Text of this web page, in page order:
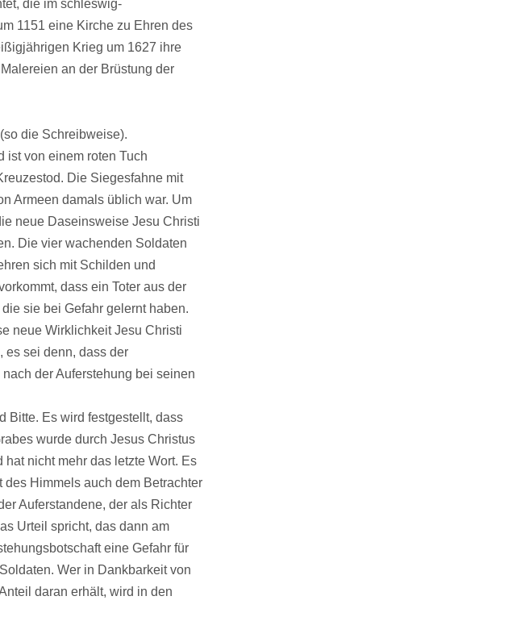
die im schleswig-
1151 eine Kirche zu Ehren des
Krieg um 1627 ihre
an der Brüstung der
die Schreibweise).
ist von einem roten Tuch
Die Siegesfahne mit
Armeen damals üblich war. Um
neue Daseinsweise Jesu Christi
Die vier wachenden Soldaten
sich mit Schilden und
dass ein Toter aus der
sie bei Gefahr gelernt haben.
neue Wirklichkeit Jesu Christi
es sei denn, dass der
der Auferstehung bei seinen
Bitte. Es wird festgestellt, dass
wurde durch Jesus Christus
nicht mehr das letzte Wort. Es
Himmels auch dem Betrachter
Auferstandene, der als Richter
Urteil spricht, das dann am
eine Gefahr für
Wer in Dankbarkeit von
daran erhält, wird in den